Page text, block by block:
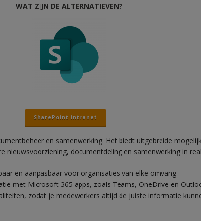
WAT ZIJN DE ALTERNATIEVEN?
SharePoint intranet
en samenwerking. Het biedt uitgebreide
nieuwsvoorziening, documentdeling en samenwerking in
en aanpasbaar voor organisaties van elke omvang
met Microsoft 365 apps, zoals Teams, OneDrive en
zodat je medewerkers altijd de juiste informatie